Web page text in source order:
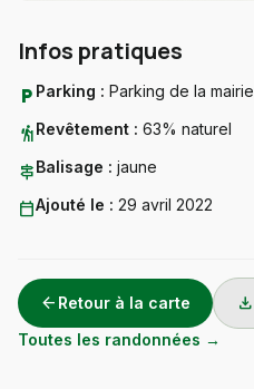
Infos pratiques
local_parking Parking : Parking de la mairie
hikingRevêtement : 63% naturel
signpostBalisage : jaune
calendar_todayAjouté le : 29 avril 2022
arrow_back Retour à la carte download
Toutes les randonnées →